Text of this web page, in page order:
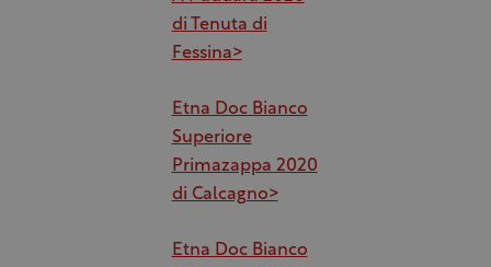
di Tenuta di
Fessina>
Etna Doc Bianco
Superiore
Primazappa 2020
di Calcagno>
Etna Doc Bianco